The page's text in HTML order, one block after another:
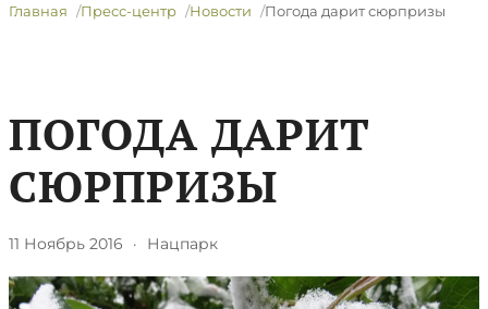
Главная Пресс-центр Новости Погода дарит сюрпризы
ПОГОДА ДАРИТ
СЮРПРИЗЫ
11 Ноябрь 2016 · Нацпарк